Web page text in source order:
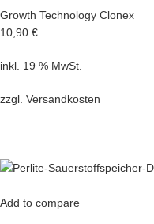
Growth Technology Clonex
10,90 €
inkl. 19 % MwSt.
zzgl. Versandkosten
Add to compare